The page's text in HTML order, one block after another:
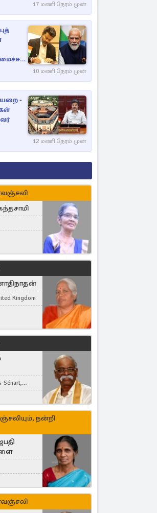
17 மணி நேரம் முன்
10 மணி நேரம் முன்
-
12 மணி நேரம் முன்
Kingdom
Sénart,
நன்றி